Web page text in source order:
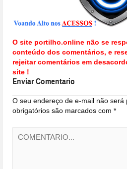
O site portilho.online não se
conteúdo dos comentários, e
rejeitar comentários em
site !
Enviar Comentario
O seu endereço de e-mail não será
obrigatórios são marcados com*